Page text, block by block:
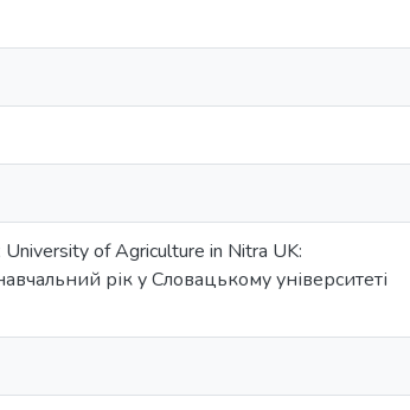
of Agriculture in Nitra UK:
рік у Словацькому університеті